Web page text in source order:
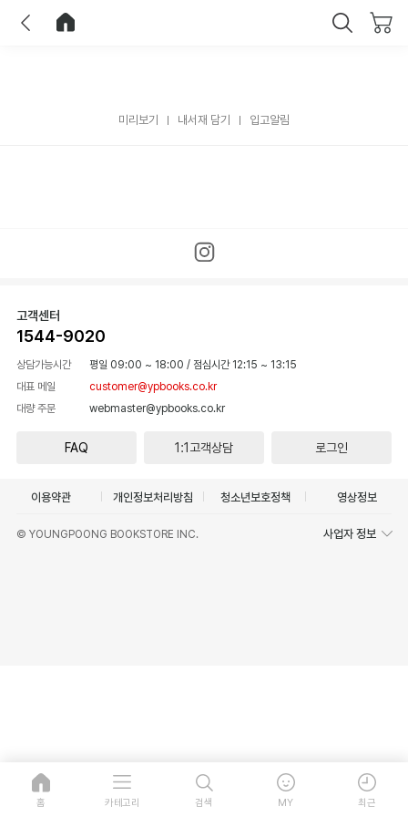
미리보기 내서재 담기 입고알림
고객센터
1544-9020
상담가능시간 평일 09:00 ~ 18:00 / 점심시간 12:15 ~ 13:15
대표 메일
customer@ypbooks.co.kr
대량 주문
webmaster@ypbooks.co.kr
FAQ 1:1고객상담 로그인
이용약관 개인정보처리방침 청소년보호정책 영상정보
© YOUNGPOONG BOOKSTORE INC. 사업자 정보
홈 카테고리 검색 MY 최근